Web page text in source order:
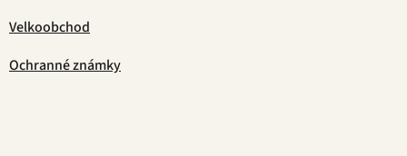
Velkoobchod
Ochranné známky